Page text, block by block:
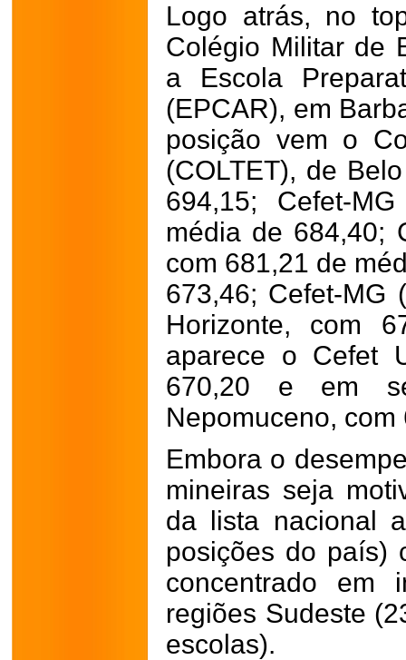
Logo atrás, no
Colégio Militar de
a Escola
(EPCAR), em
posição vem o
(COLTET), de
694,15; Cefet-
média de 684,40;
com 681,21 de
673,46; Cefet-MG
Horizonte, com
aparece o Cefet
670,20 e em
Nepomuceno,
Embora o
mineiras seja
da lista nacional
posições do país)
concentrado em
regiões Sudeste
escolas).